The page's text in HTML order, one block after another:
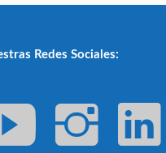
Redes Sociales: